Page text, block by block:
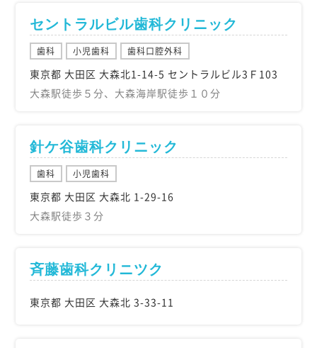
セントラルビル歯科クリニック
歯科 小児歯科 歯科口腔外科
東京都 大田区 大森北1-14-5 セントラルビル3Ｆ103
大森駅徒歩５分、大森海岸駅徒歩１０分
針ケ谷歯科クリニック
歯科 小児歯科
東京都 大田区 大森北 1-29-16
大森駅徒歩３分
斉藤歯科クリニツク
東京都 大田区 大森北 3-33-11